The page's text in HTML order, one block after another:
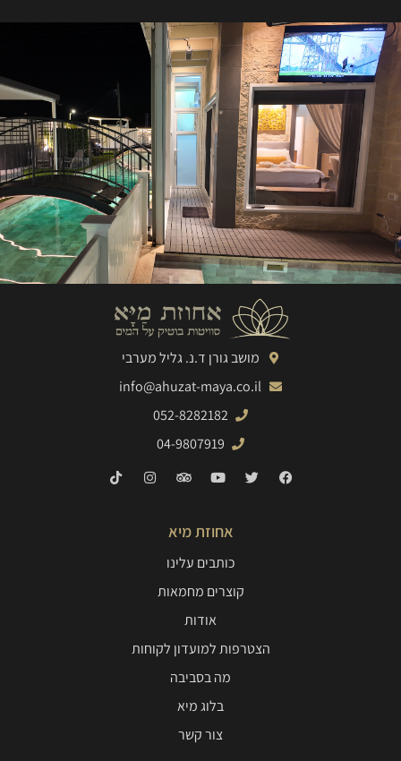
מושב גורן ד.נ. גליל מערבי
info@ahuzat-maya.co.il
052-8282182
04-9807919
אחוזת מיא
כותבים עלינו
קוצרים מחמאות
אודות
הצטרפות למועדון לקוחות
מה בסביבה
בלוג מיא
צור קשר